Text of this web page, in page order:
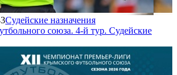
Судейские назначения
союза. 4-й тур. Судейские